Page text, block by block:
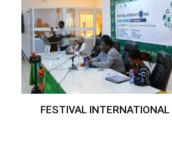
FESTIVAL INTERNATIONAL